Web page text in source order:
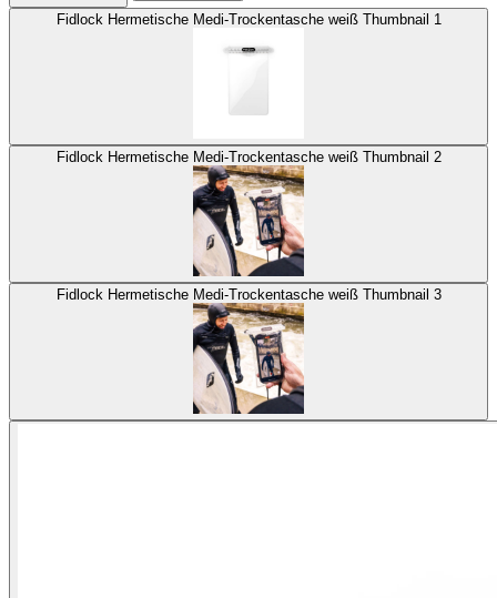
Fidlock Hermetische Medi-Trockentasche weiß Thumbnail 1
Fidlock Hermetische Medi-Trockentasche weiß Thumbnail 2
Fidlock Hermetische Medi-Trockentasche weiß Thumbnail 3